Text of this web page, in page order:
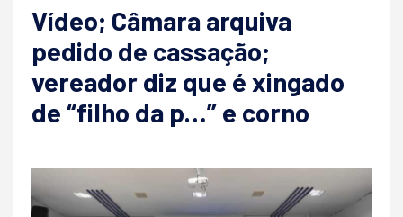
Vídeo; Câmara arquiva
pedido de cassação;
vereador diz que é xingado
de “filho da p…” e corno